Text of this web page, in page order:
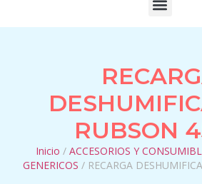
RUBSON
Inicio / ACCESORIOS Y
GENERICOS / RECARGA